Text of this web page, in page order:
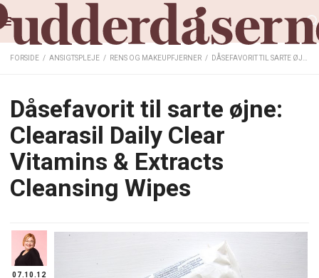
FORSIDE / ANSIGTSPLEJE / RENS OG MAKEUPFJERNER / DÅSEFAVORIT TIL SARTE ØJNE: CLEARASIL DAILY CLEAR VITAMINS & EXTRACTS CLEANSING WIPES
Dåsefavorit til sarte øjne:
Clearasil Daily Clear
Vitamins & Extracts
Cleansing Wipes
07.10.12